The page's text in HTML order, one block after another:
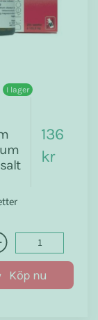
I lager
136
kr
Köp nu